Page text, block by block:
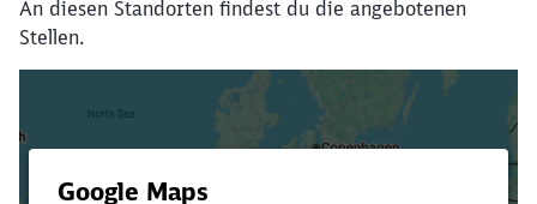
An diesen Standorten findest du die angebotenen
Stellen.